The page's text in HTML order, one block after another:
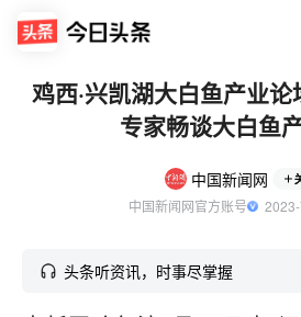
鸡西·兴凯湖大白鱼产业
专家畅谈大白鱼
中国新闻网
中国新闻网官方账号
头条听资讯，时事尽掌握